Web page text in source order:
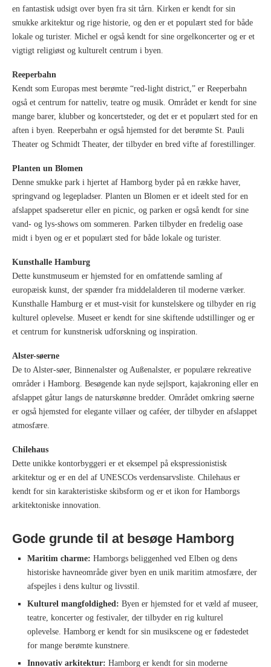
en fantastisk udsigt over byen fra sit tårn. Kirken er kendt for sin
smukke arkitektur og rige historie, og den er et populært sted for både
lokale og turister. Michel er også kendt for sine orgelkoncerter og er et
vigtigt religiøst og kulturelt centrum i byen.
Reeperbahn
Kendt som Europas mest berømte “red-light district,” er Reeperbahn
også et centrum for natteliv, teatre og musik. Området er kendt for sine
mange barer, klubber og koncertsteder, og det er et populært sted for en
aften i byen. Reeperbahn er også hjemsted for det berømte St. Pauli
Theater og Schmidt Theater, der tilbyder en bred vifte af forestillinger.
Planten un Blomen
Denne smukke park i hjertet af Hamborg byder på en række haver,
springvand og legepladser. Planten un Blomen er et ideelt sted for en
afslappet spadseretur eller en picnic, og parken er også kendt for sine
vand- og lys-shows om sommeren. Parken tilbyder en fredelig oase
midt i byen og er et populært sted for både lokale og turister.
Kunsthalle Hamburg
Dette kunstmuseum er hjemsted for en omfattende samling af
europæisk kunst, der spænder fra middelalderen til moderne værker.
Kunsthalle Hamburg er et must-visit for kunstelskere og tilbyder en rig
kulturel oplevelse. Museet er kendt for sine skiftende udstillinger og er
et centrum for kunstnerisk udforskning og inspiration.
Alster-søerne
De to Alster-søer, Binnenalster og Außenalster, er populære rekreative
områder i Hamborg. Besøgende kan nyde sejlsport, kajakroning eller en
afslappet gåtur langs de naturskønne bredder. Området omkring søerne
er også hjemsted for elegante villaer og caféer, der tilbyder en afslappet
atmosfære.
Chilehaus
Dette unikke kontorbyggeri er et eksempel på ekspressionistisk
arkitektur og er en del af UNESCOs verdensarvsliste. Chilehaus er
kendt for sin karakteristiske skibsform og er et ikon for Hamborgs
arkitektoniske innovation.
Gode grunde til at besøge Hamborg
Maritim charme: Hamborgs beliggenhed ved Elben og dens
historiske havneområde giver byen en unik maritim atmosfære, der
afspejles i dens kultur og livsstil.
Kulturel mangfoldighed: Byen er hjemsted for et væld af museer,
teatre, koncerter og festivaler, der tilbyder en rig kulturel
oplevelse. Hamborg er kendt for sin musikscene og er fødestedet
for mange berømte kunstnere.
Innovativ arkitektur: Hamborg er kendt for sin moderne